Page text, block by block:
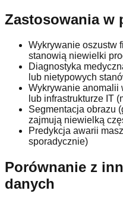
Zastosowania w
Wykrywanie oszustw
stanowią niewielki
Diagnostyka
lub nietypowych
Wykrywanie anomalii
lub infrastrukturze IT
Segmentacja obrazu
zajmują niewielką
Predykcja awarii
sporadycznie)
Porównanie z
danych